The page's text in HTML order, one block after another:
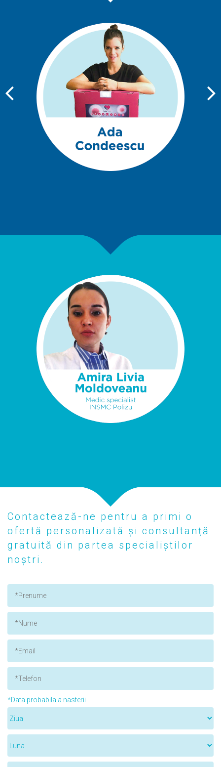
Contactează-ne pentru a primi o
ofertă personalizată și consultanță
gratuită din partea specialiștilor
noștri.
*Data probabila a nasterii